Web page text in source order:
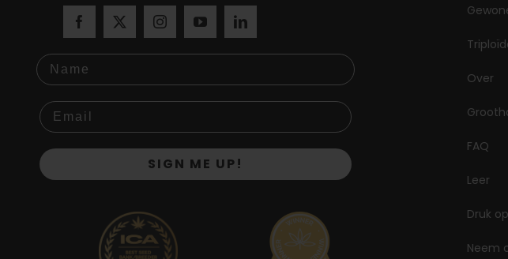
Name
SIGN ME UP!
Over
FAQ
Leer
Druk op
Neem